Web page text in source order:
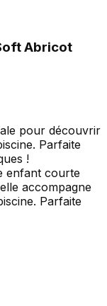
pour découvrir
Parfaite
!
enfant courte
accompagne
Parfaite